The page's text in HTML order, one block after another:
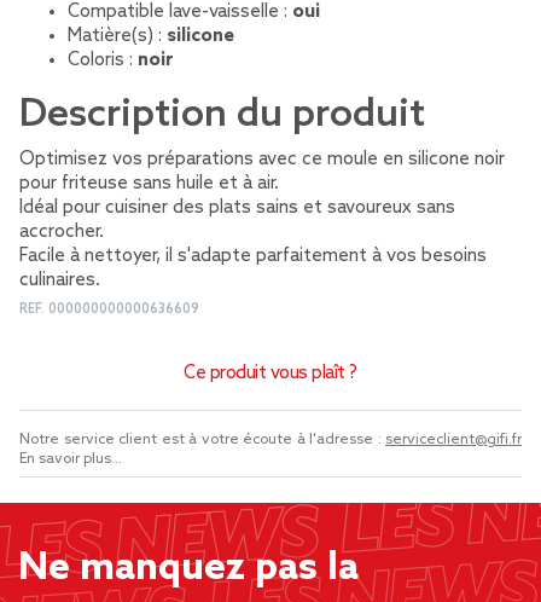
Compatible lave-vaisselle : oui
Matière(s) : silicone
Coloris : noir
Description du produit
Optimisez vos préparations avec ce moule en silicone noir
pour friteuse sans huile et à air.
Idéal pour cuisiner des plats sains et savoureux sans
accrocher.
Facile à nettoyer, il s'adapte parfaitement à vos besoins
culinaires.
REF. 000000000000636609
Ce produit vous plaît ?
Notre service client est à votre écoute à l'adresse : serviceclient@gifi.fr
En savoir plus...
Ne manquez pas la